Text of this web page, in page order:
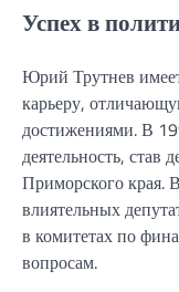
Успех в
Юрий Трутнев
карьеру,
достижениями. В
деятельность, став
Приморского края.
влиятельных
в комитетах по
вопросам.